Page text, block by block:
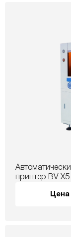
принтер BV-X5
Цена